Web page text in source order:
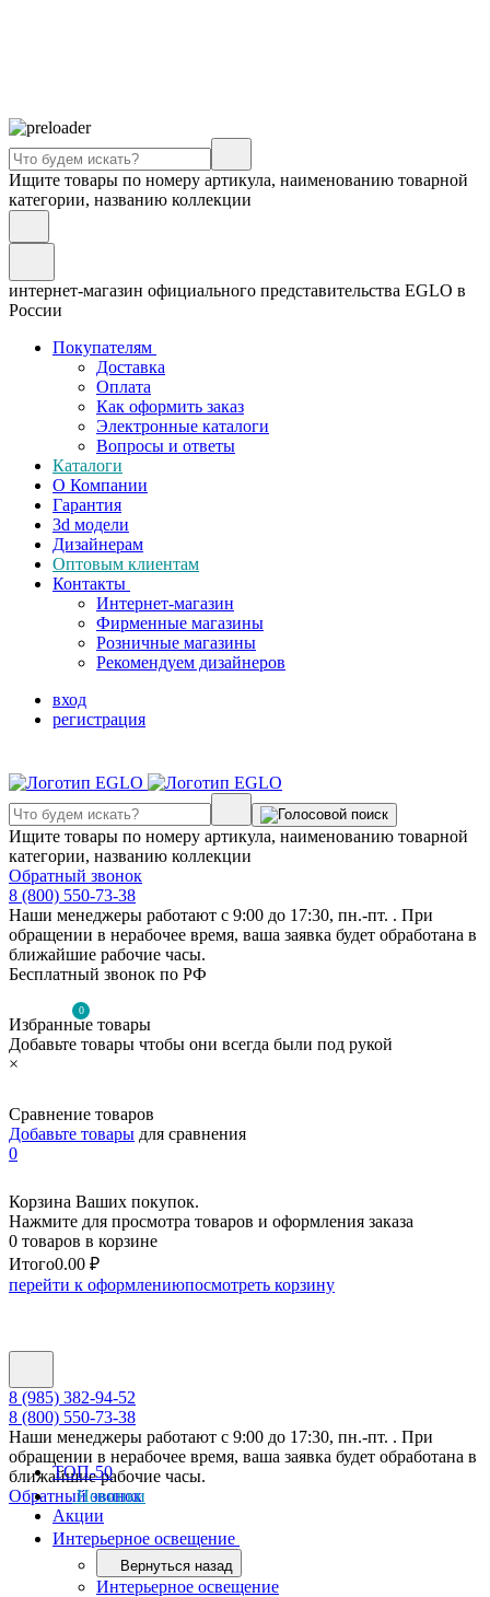
Ищите товары по номеру артикула, наименованию товарной
категории, названию коллекции
интернет-магазин официального представительства EGLO в
России
Покупателям
Доставка
Оплата
Как оформить заказ
Электронные каталоги
Вопросы и ответы
Каталоги
О Компании
Гарантия
3d модели
Дизайнерам
Оптовым клиентам
Контакты
Интернет-магазин
Фирменные магазины
Розничные магазины
Рекомендуем дизайнеров
вход
регистрация
Ищите товары по номеру артикула, наименованию товарной
категории, названию коллекции
Обратный звонок
8 (800) 550-73-38
Наши менеджеры работают с 9:00 до 17:30, пн.-пт. . При
обращении в нерабочее время, ваша заявка будет обработана в
ближайшие рабочие часы.
Бесплатный звонок по РФ
0
Избранные товары
Добавьте товары чтобы они всегда были под рукой
×
Сравнение товаров
Добавьте товары для сравнения
0
Корзина Ваших покупок.
Нажмите для просмотра товаров и оформления заказа
0 товаров в корзине
Итого0.00 ₽
перейти к оформлениюпосмотреть корзину
8 (985) 382-94-52
8 (800) 550-73-38
Наши менеджеры работают с 9:00 до 17:30, пн.-пт. . При
обращении в нерабочее время, ваша заявка будет обработана в
ближайшие рабочие часы.
Обратный звонок
ТОП-50
Новинки
Акции
Интерьерное освещение
Вернуться назад
Интерьерное освещение